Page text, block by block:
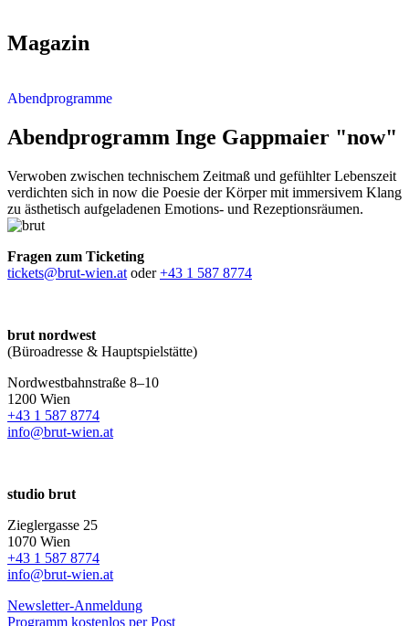
Magazin
Abendprogramme
Abendprogramm Inge Gappmaier "now"
Verwoben zwischen technischem Zeitmaß und gefühlter Lebenszeit
verdichten sich in now die Poesie der Körper mit immersivem Klang
zu ästhetisch aufgeladenen Emotions- und Rezeptionsräumen.
Fragen zum Ticketing
tickets@brut-wien.at oder+43 1 587 8774
brut nordwest
(Büroadresse & Hauptspielstätte)
Nordwestbahnstraße 8–10
1200 Wien
+43 1 587 8774
info@brut-wien.at
studio brut
Zieglergasse 25
1070 Wien
+43 1 587 8774
info@brut-wien.at
Newsletter-Anmeldung
Programm kostenlos per Post